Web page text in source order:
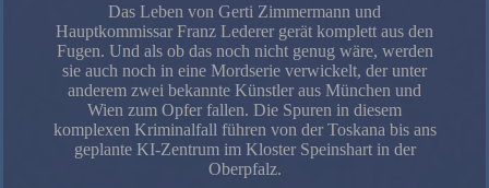
Das Leben von Gerti Zimmermann und
Hauptkommissar Franz Lederer gerät komplett aus den
Fugen. Und als ob das noch nicht genug wäre, werden
sie auch noch in eine Mordserie verwickelt, der unter
anderem zwei bekannte Künstler aus München und
Wien zum Opfer fallen. Die Spuren in diesem
komplexen Kriminalfall führen von der Toskana bis ans
geplante KI-Zentrum im Kloster Speinshart in der
Oberpfalz.